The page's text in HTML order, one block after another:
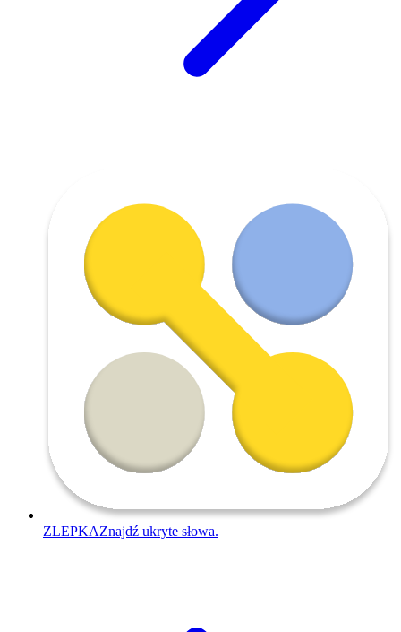
ZLEPKAZnajdź ukryte słowa.